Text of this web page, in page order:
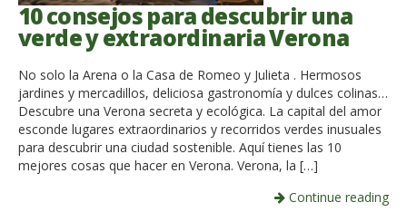
10 consejos para descubrir una
verde y extraordinaria Verona
No solo la Arena o la Casa de Romeo y Julieta . Hermosos
jardines y mercadillos, deliciosa gastronomía y dulces colinas…
Descubre una Verona secreta y ecológica. La capital del amor
esconde lugares extraordinarios y recorridos verdes inusuales
para descubrir una ciudad sostenible. Aquí tienes las 10
mejores cosas que hacer en Verona. Verona, la […]
Continue reading